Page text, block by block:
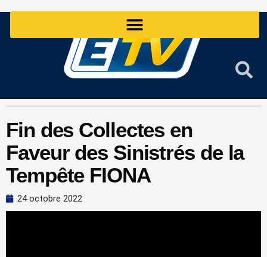
Fin des Collectes en
Faveur des Sinistrés de la
Tempête FIONA
24 octobre 2022